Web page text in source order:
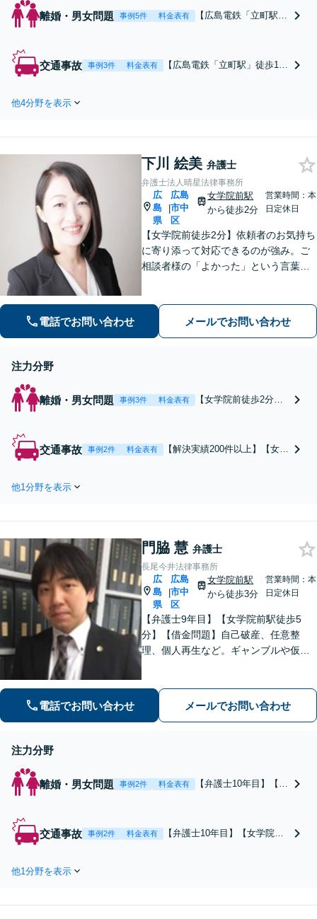
離婚・男女問題 事例5件 料金表有
【広島電鉄「立町駅」
無料｜土日祝日相談予
約受付｜WEB相談可
交通事故 事例3件 料金表有
【広島電鉄「立町駅」徒歩1分
お任せください
他4分野を表示
下川 絵美 弁護士
弁護士法人晴星法律事務所
広
島
県
|
広島
市中
区
女学院前駅
から徒歩2分
営業時間：本
日定休日
【女学院前徒歩2分】依頼者のお気持ち
に寄り添って対応できるのが強み。ご
相談者様の「よかった」という言葉の
償金を増額、ご相談ください。【会社
での勤務経験あり】
電話でお問い合わせ メールでお問い合わせ
注力分野
離婚・男女問題 事例3件 料金表有
【女学院前徒歩2分】
不貞慰謝料請求／親
権・養育費／財産分与
歩圏内】
交通事故 事例2件 料金表有
【解決実績200件以上】【女学
連れ相談可】【弁護士費用特
セカンドオピニオンのご相談
も承ります
他1分野を表示
門脇 慧 弁護士
長尾今井法律事務所
広
島
県
|
広島
市中
区
女学院前駅
から徒歩3分
営業時間：本
日定休日
【弁護士9年目】【女学院前駅徒歩5
分】【借金問題】自己破産、任意整
理、個人再生など。ギャンブルや仮想
などご相談ください【夜間土日祝相談
可】【初回相談無料】【Zoom面談可】
電話でお問い合わせ メールでお問い合わせ
注力分野
離婚・男女問題 事例2件 料金表有
【弁護士10年目】【女
ラハラ、慰謝料の請
求、子どもの親権や面
交通事故 事例2件 料金表有
【弁護士10年目】【女学院前
交通事故の難しい手続きや法
他1分野を表示